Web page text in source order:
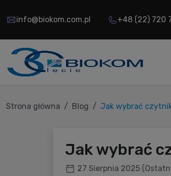
info@biokom.com.pl +48 (22) 720
Strona główna Blog Jak wybrać
Jak wybrać
27 Sierpnia 2025